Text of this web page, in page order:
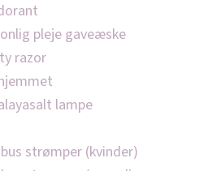
pleje gaveæske
razor
lampe
strømper (kvinder)